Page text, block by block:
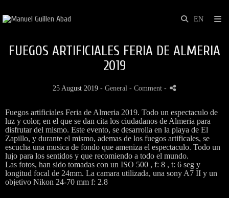
FUEGOS ARTIFICIALES FERIA DE ALMERIA
2019
25 August 2019 - General - Comment -
Fuegos artificiales Feria de Almeria 2019. Todo un espectaculo de
luz y color, en el que se dan cita los ciudadanos de Almeria para
disfrutar del mismo. Este evento, se desarrolla en la playa de El
Zapillo, y durante el mismo, ademas de los fuegos artificales, se
escucha una musica de fondo que ameniza el espectaculo. Todo un
lujo para los sentidos y que recomiendo a todo el mundo.
Las fotos, han sido tomadas con un ISO 500 , f: 8 , t: 6 seg y
longitud focal de 24mm. La camara utilizada, una sony A7 II y un
objetivo Nikon 24-70 mm f: 2.8